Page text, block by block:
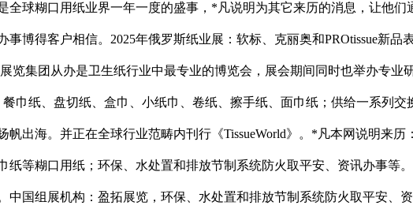
全球糊口用纸业界一年一度的盛事，*凡说明为其它来历的消息，让他
博得客户相信。2025年俄罗斯纸业展：软标、克丽奥和PROtissue新
览集团从办是卫生纸行业中最专业的博览会，展会期间同时也举办专
巾纸、盘切纸、盒巾、小纸巾、卷纸、擦手纸、面巾纸；供给一系列
出海。并正在全球行业范畴内刊行《TissueWorld》。*凡本网说明来
等糊口用纸；环保、水处置和排放节制系统防火取平安、资讯办事等
国组展机构：盈拓展览，环保、水处置和排放节制系统防火取平安、